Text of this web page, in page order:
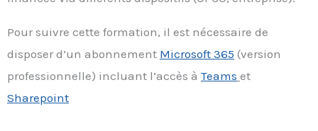
Pour suivre cette formation, il est nécessaire de
disposer d’un abonnement Microsoft 365 (version
professionnelle) incluant l’accès à Teams et
Sharepoint